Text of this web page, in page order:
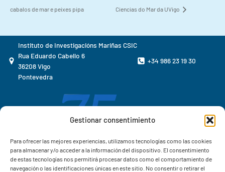
Gestionar consentimiento
Para ofrecer las mejores experiencias, utilizamos tecnologías como las cookies
para almacenar y/o acceder a la información del dispositivo. El consentimiento
de estas tecnologías nos permitirá procesar datos como el comportamiento de
navegación o las identificaciones únicas en este sitio. No consentir o retirar el
cabalos de mar e peixes pipa
Ciencias do Mar da UVigo
Instituto de Investigacións Mariñas CSIC
Rua Eduardo Cabello 6
36208 Vigo
Pontevedra
+34 986 23 19 30